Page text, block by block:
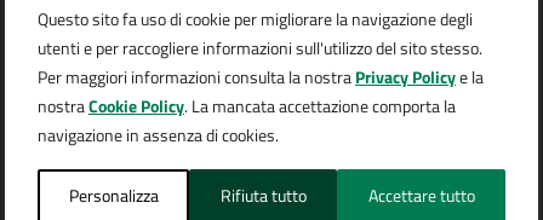
Questo sito fa uso di cookie per migliorare la navigazione degli
utenti e per raccogliere informazioni sull'utilizzo del sito stesso.
Per maggiori informazioni consulta la nostraPrivacy Policye la
nostraCookie Policy. La mancata accettazione comporta la
navigazione in assenza di cookies.
Personalizza Rifiuta tutto Accettare tutto
AMMINISTRAZIONE
Organi di governo
Aree amministrative